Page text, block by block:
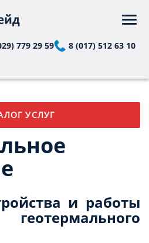
779 29 59
8 (017) 512 63 10
УСЛУГ
и работы